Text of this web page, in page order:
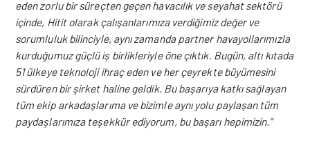
eden zorlu bir süreçten geçen havacılık ve seyahat sektörü
içinde, Hitit olarak çalışanlarımıza verdiğimiz değer ve
sorumluluk bilinciyle, aynı zamanda partner havayollarımızla
kurduğumuz güçlü iş birlikleriyle öne çıktık. Bugün, altı kıtada
51 ülkeye teknoloji ihraç eden ve her çeyrekte büyümesini
sürdüren bir şirket haline geldik. Bu başarıya katkı sağlayan
tüm ekip arkadaşlarıma ve bizimle aynı yolu paylaşan tüm
paydaşlarımıza teşekkür ediyorum, bu başarı hepimizin.”